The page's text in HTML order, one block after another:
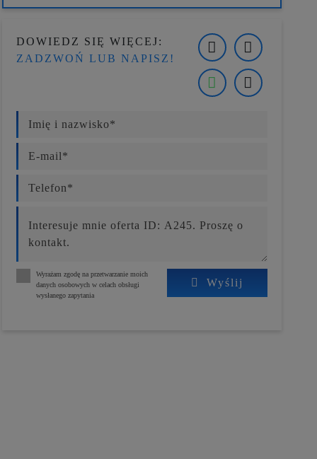
DOWIEDZ SIĘ WIĘCEJ:
ZADZWOŃ LUB NAPISZ!
Wyrażam zgodę na przetwarzanie moich
danych osobowych w celach obsługi
wysłanego zapytania
Wyślij